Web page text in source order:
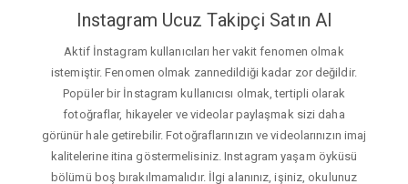
Instagram Ucuz Takipçi Satın Al
Aktif İnstagram kullanıcıları her vakit fenomen olmak
istemiştir. Fenomen olmak zannedildiği kadar zor değildir.
Popüler bir İnstagram kullanıcısı olmak, tertipli olarak
fotoğraflar, hikayeler ve videolar paylaşmak sizi daha
görünür hale getirebilir. Fotoğraflarınızın ve videolarınızın imaj
kalitelerine itina göstermelisiniz. Instagram yaşam öyküsü
bölümü boş bırakılmamalıdır. İlgi alanınız, işiniz, okulunuz